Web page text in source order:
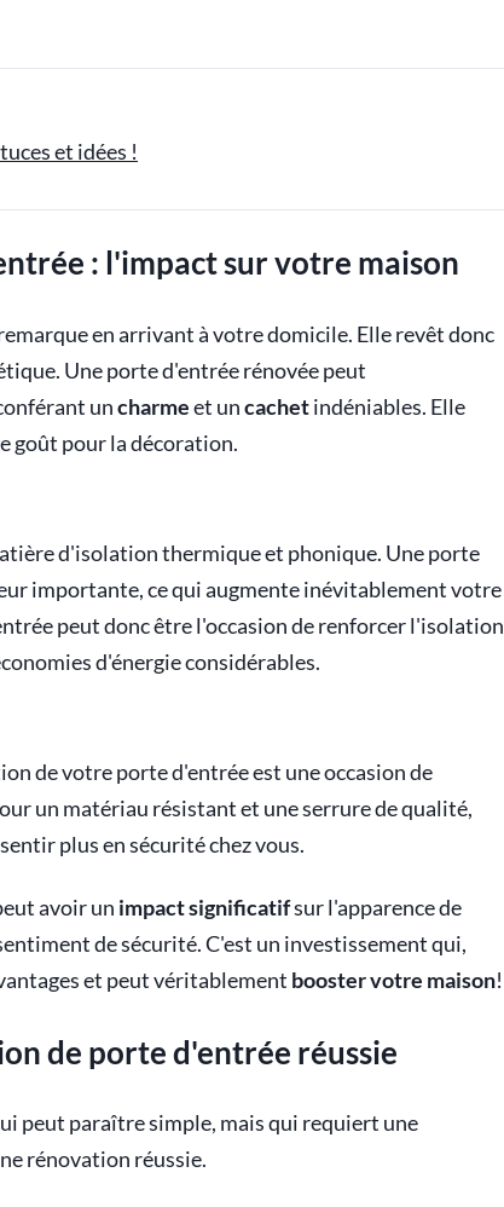
et idées !
: l'impact sur votre maison
en arrivant à votre domicile. Elle revêt donc
Une porte d'entrée rénovée peut
uncharmeet uncachetindéniables. Elle
goût pour la décoration.
d'isolation thermique et phonique. Une porte
importante, ce qui augmente inévitablement votre
peut donc être l'occasion de renforcer l'isolation
d'énergie considérables.
de votre porte d'entrée est une occasion de
un matériau résistant et une serrure de qualité,
plus en sécurité chez vous.
avoir un impact significatifsur l'apparence de
de sécurité. C'est un investissement qui,
et peut véritablement booster votre maison!
de porte d'entrée réussie
peut paraître simple, mais qui requiert une
rénovation réussie.